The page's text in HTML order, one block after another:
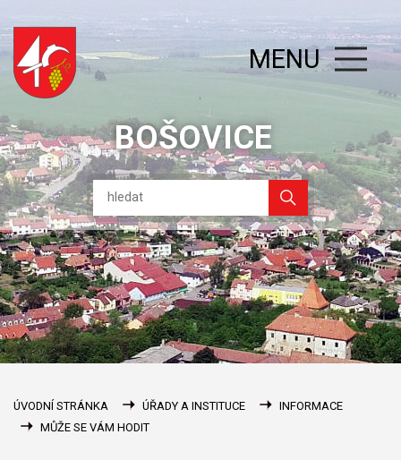
BOŠOVICE
MENU
ÚVODNÍ STRÁNKA ÚŘADY A INSTITUCE
INFORMACE
MŮŽE SE VÁM HODIT